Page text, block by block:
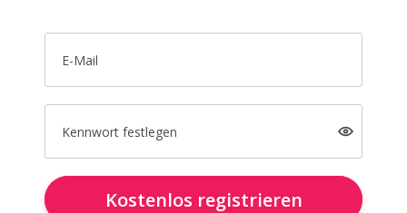
E-Mail
Kennwort festlegen
Kostenlos registrieren